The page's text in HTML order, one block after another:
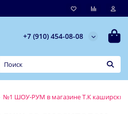
+7 (910) 454-08-08
№1 ШОУ-РУМ в магазине Т.К каширский